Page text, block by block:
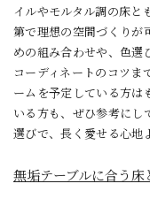
イルやモルタル調の床と
第で理想の空間づくりが
めの組み合わせや、色選
コーディネートのコツま
ームを予定している方は
いる方も、ぜひ参考にし
選びで、長く愛せる心地
無垢テーブルに合う